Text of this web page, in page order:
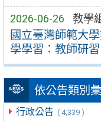
2026-06-26 教學
國立臺灣師範大
學學習：教師研
依公告類別
行政公告 ( 4,339 )